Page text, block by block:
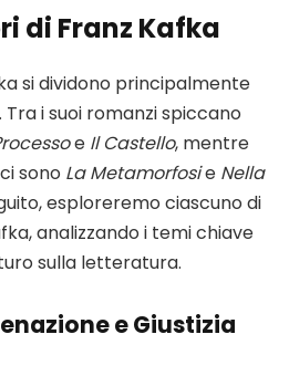
di Franz Kafka
si dividono principalmente
i suoi romanzi spiccano
e Il Castello, mentre
sono La Metamorfosie Nella
esploreremo ciascuno di
analizzando i temi chiave
sulla letteratura.
e Giustizia